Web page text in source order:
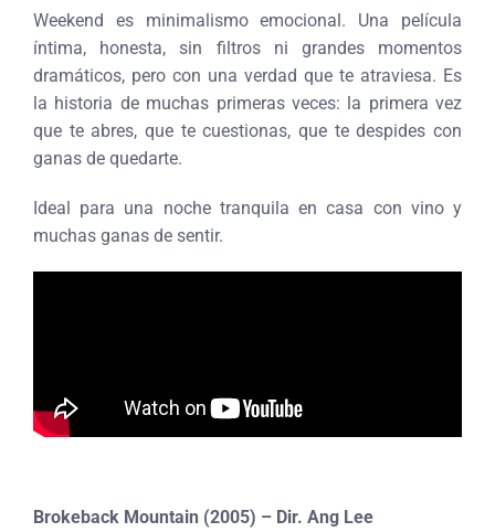
Weekend es minimalismo emocional. Una película
íntima, honesta, sin filtros ni grandes momentos
dramáticos, pero con una verdad que te atraviesa. Es
la historia de muchas primeras veces: la primera vez
que te abres, que te cuestionas, que te despides con
ganas de quedarte.
Ideal para una noche tranquila en casa con vino y
muchas ganas de sentir.
Brokeback Mountain (2005) – Dir. Ang Lee